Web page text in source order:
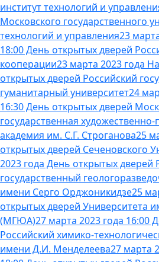
институт технологий и
Московского государственного
технологий и управления23
18:00 День открытых дверей
кооперации23 марта 2023 года
открытых дверей Российский
гуманитарный университет24
16:30 День открытых дверей
государственная
академия им. С.Г. Строганова25
открытых дверей Сеченовского
2023 года День открытых дверей
государственный
имени Серго Орджоникидзе25
открытых дверей Университета
(МГЮА)27 марта 2023 года 16:00
Российский химико-
имени Д.И. Менделеева27 марта